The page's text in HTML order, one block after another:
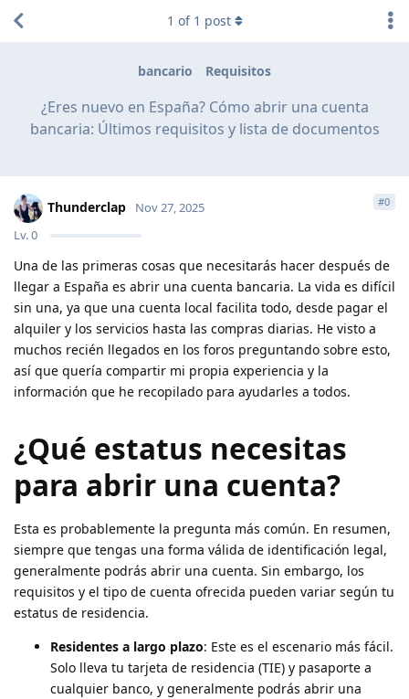
bancario Requisitos
¿Eres nuevo en España? Cómo abrir una cuenta
bancaria: Últimos requisitos y lista de documentos
1 of 1 post
Thunderclap
Lv.0
Nov 27, 2025 #0
Una de las primeras cosas que necesitarás hacer después de
llegar a España es abrir una cuenta bancaria. La vida es difícil
sin una, ya que una cuenta local facilita todo, desde pagar el
alquiler y los servicios hasta las compras diarias. He visto a
muchos recién llegados en los foros preguntando sobre esto,
así que quería compartir mi propia experiencia y la
información que he recopilado para ayudarles a todos.
¿Qué estatus necesitas
para abrir una cuenta?
Esta es probablemente la pregunta más común. En resumen,
siempre que tengas una forma válida de identificación legal,
generalmente podrás abrir una cuenta. Sin embargo, los
requisitos y el tipo de cuenta ofrecida pueden variar según tu
estatus de residencia.
Residentes a largo plazo: Este es el escenario más fácil.
Solo lleva tu tarjeta de residencia (TIE) y pasaporte a
cualquier banco, y generalmente podrás abrir una